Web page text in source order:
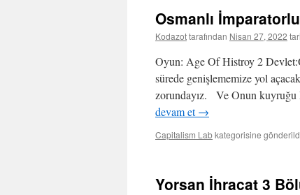
Osmanlı
Kodazottarafından Nisan 27, 2022
Oyun: Age Of Histroy 2
sürede genişlememize yol
zorundayız. Ve Onun kuyruğu
devam et→
Capitalism Labkategorisine
Yorsan İhracat 3